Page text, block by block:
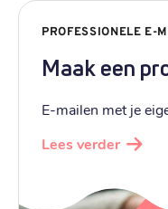
PROFESSIONELE E-
Maak een
E-mailen met je
Lees verder